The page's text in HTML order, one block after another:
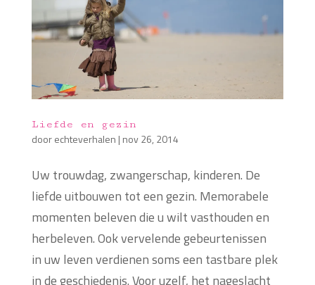
Liefde en gezin
doorechteverhalen | nov 26, 2014
Uw trouwdag, zwangerschap, kinderen. De
liefde uitbouwen tot een gezin. Memorabele
momenten beleven die u wilt vasthouden en
herbeleven. Ook vervelende gebeurtenissen
in uw leven verdienen soms een tastbare plek
in de geschiedenis. Voor uzelf, het nageslacht